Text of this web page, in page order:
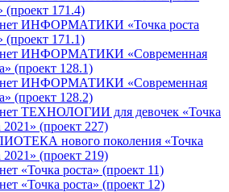
(проект 171.4)
ИНФОРМАТИКИ «Точка роста
(проект 171.1)
ИНФОРМАТИКИ «Современная
(проект 128.1)
ИНФОРМАТИКИ «Современная
(проект 128.2)
ТЕХНОЛОГИИ для девочек «Точка
2021» (проект 227)
нового поколения «Точка
2021» (проект 219)
«Точка роста» (проект 11)
«Точка роста» (проект 12)